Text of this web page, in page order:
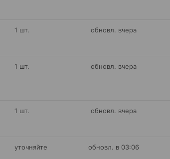
1 шт. обновл. вчера
1 шт. обновл. вчера
1 шт. обновл. вчера
уточняйте обновл. в 03:06